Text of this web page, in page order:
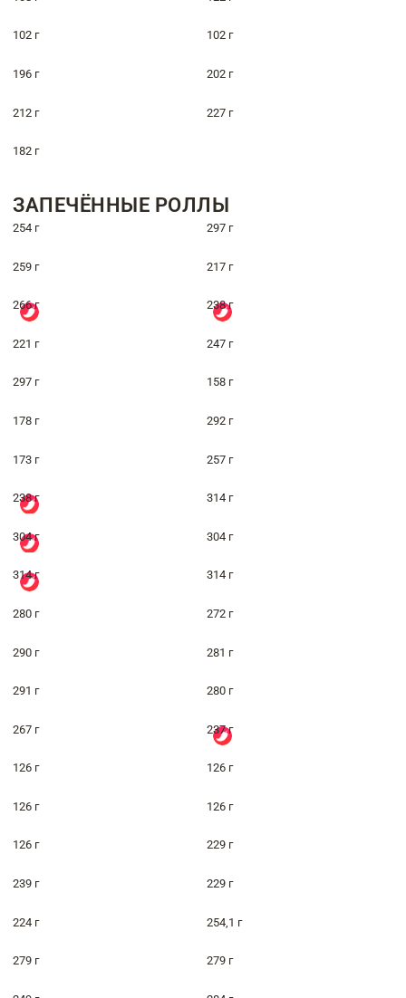
102 г 102 г
196 г 202 г
212 г 227 г
182 г
ЗАПЕЧЁННЫЕ РОЛЛЫ
254 г 297 г
259 г 217 г
266 г 238 г
221 г 247 г
297 г 158 г
178 г 292 г
173 г 257 г
238 г 314 г
304 г 304 г
314 г 314 г
280 г 272 г
290 г 281 г
291 г 280 г
267 г 237 г
126 г 126 г
126 г 126 г
126 г 229 г
239 г 229 г
224 г 254,1 г
279 г 279 г